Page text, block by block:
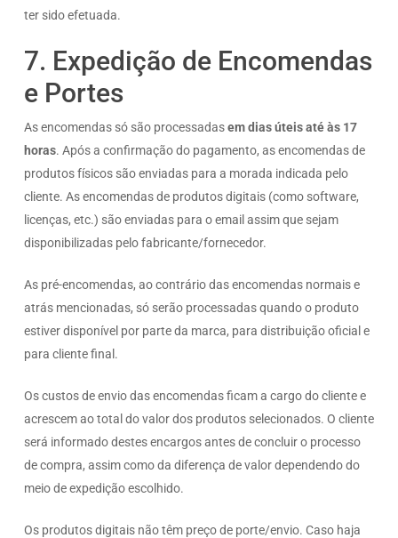
ter sido efetuada.
7. Expedição de Encomendas
e Portes
As encomendas só são processadasem dias úteis até às 17
horas. Após a confirmação do pagamento, as encomendas de
produtos físicos são enviadas para a morada indicada pelo
cliente. As encomendas de produtos digitais (como software,
licenças, etc.) são enviadas para o email assim que sejam
disponibilizadas pelo fabricante/fornecedor.
As pré-encomendas, ao contrário das encomendas normais e
atrás mencionadas, só serão processadas quando o produto
estiver disponível por parte da marca, para distribuição oficial e
para cliente final.
Os custos de envio das encomendas ficam a cargo do cliente e
acrescem ao total do valor dos produtos selecionados. O cliente
será informado destes encargos antes de concluir o processo
de compra, assim como da diferença de valor dependendo do
meio de expedição escolhido.
Os produtos digitais não têm preço de porte/envio. Caso haja